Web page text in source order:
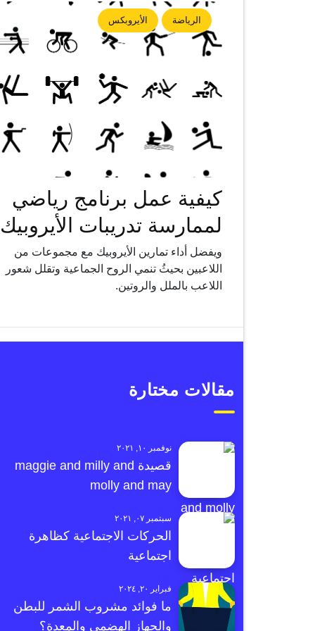
الرياضة الأيروبكس
كيفية عمل برنامج رياضي
لممارسة تدريبات الأيروبيك
ويفضل أداء تمارين الأيروبيك مع مجموعات من
اللاعبين بحيثُ تنمي الروح الجماعية وتقلل شعور
اللاعب بالملل والروتين.
مقالات مختارة
نوفمبر ١٠, ٢٠٢١
قصيدة maggie and milly and
molly and may
سبتمبر ٠٧, ٢٠٢١
الحركات الاجتماعية كظاهرة
اجتماعية
فبراير ٢٠, ٢٠٢٤
ما فوائد مشروب الشمر للبطن
والجهاز الهضمي والمعدة؟